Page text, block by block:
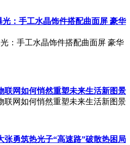
：手工水晶饰件搭配曲面屏 豪华
：手工水晶饰件搭配曲面屏 豪华
联网如何悄然重塑未来生活新图景
联网如何悄然重塑未来生活新图景
张勇筑热光子“高速路”破散热困局